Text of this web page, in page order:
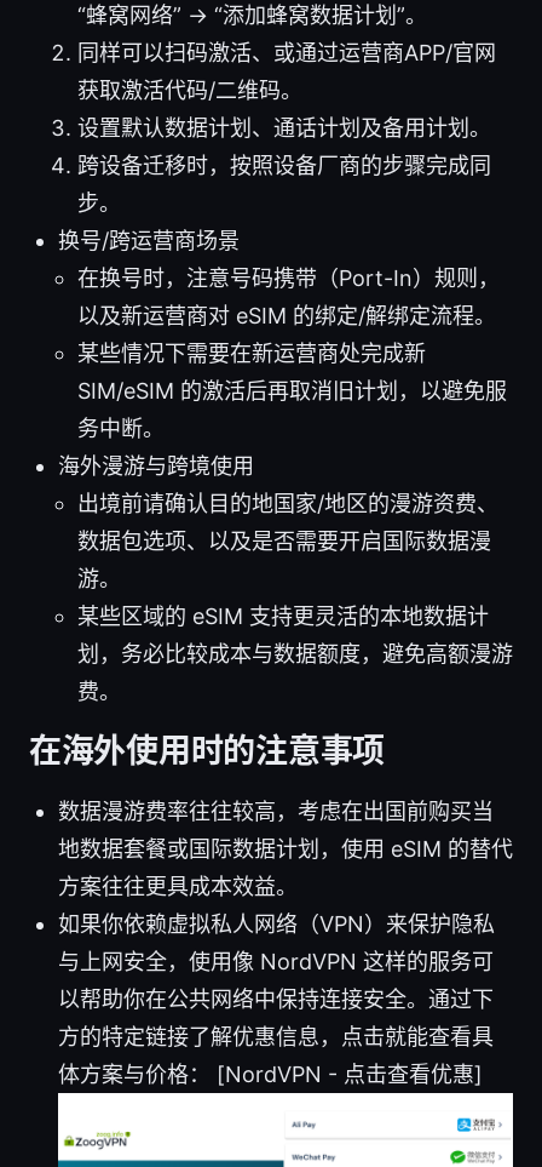
“蜂窝网络” -> “添加蜂窝数据计划”。
同样可以扫码激活、或通过运营商APP/官网
获取激活代码/二维码。
设置默认数据计划、通话计划及备用计划。
跨设备迁移时，按照设备厂商的步骤完成同
步。
换号/跨运营商场景
在换号时，注意号码携带（Port-In）规则，
以及新运营商对 eSIM 的绑定/解绑定流程。
某些情况下需要在新运营商处完成新
SIM/eSIM 的激活后再取消旧计划，以避免服
务中断。
海外漫游与跨境使用
出境前请确认目的地国家/地区的漫游资费、
数据包选项、以及是否需要开启国际数据漫
游。
某些区域的 eSIM 支持更灵活的本地数据计
划，务必比较成本与数据额度，避免高额漫游
费。
在海外使用时的注意事项
数据漫游费率往往较高，考虑在出国前购买当
地数据套餐或国际数据计划，使用 eSIM 的替代
方案往往更具成本效益。
如果你依赖虚拟私人网络（VPN）来保护隐私
与上网安全，使用像 NordVPN 这样的服务可
以帮助你在公共网络中保持连接安全。通过下
方的特定链接了解优惠信息，点击就能查看具
体方案与价格： [NordVPN - 点击查看优惠]